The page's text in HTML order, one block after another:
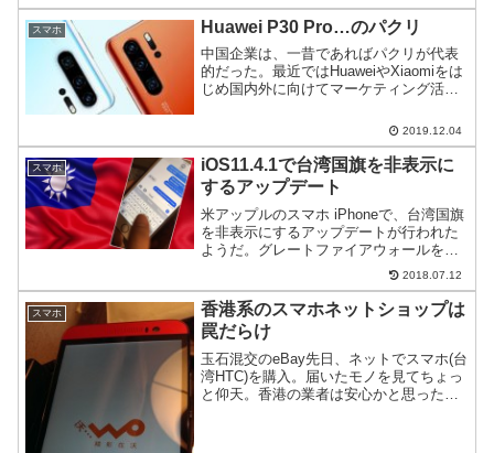
スマホ Huawei P30 Pro…のパクリ
中国企業は、一昔であればパクリが代表
的だった。最近ではHuaweiやXiaomiをは
じめ国内外に向けてマーケティング活動
した企業が増えている。でも、パクリは
なくならないというお話。
2019.12.04
スマホ
iOS11.4.1で台湾国旗を非表示に
するアップデート
米アップルのスマホ iPhoneで、台湾国旗
を非表示にするアップデートが行われた
ようだ。グレートファイアウォールを始
めとする中国当局の度重なる要求に、同
社の苦しい対応が読み取れる。
2018.07.12
スマホ
香港系のスマホネットショップは
罠だらけ
玉石混交のeBay先日、ネットでスマホ(台
湾HTC)を購入。届いたモノを見てちょっ
と仰天。香港の業者は安心かと思った